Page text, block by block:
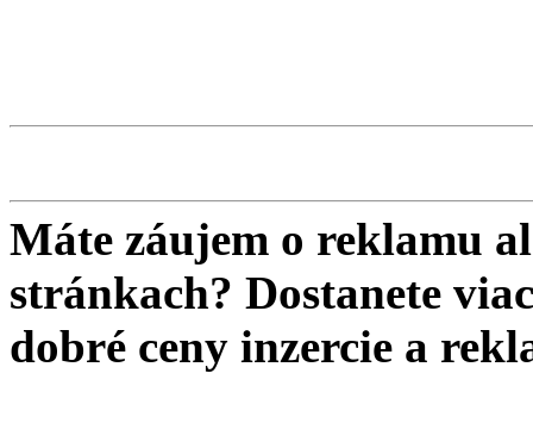
Máte záujem o reklamu
stránkach? Dostanete
dobré ceny inzercie a